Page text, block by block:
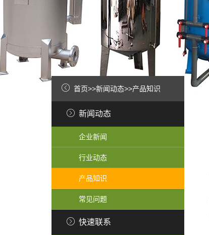
首页>>新闻动态>>产品知识
新闻动态
企业新闻
行业动态
产品知识
常见问题
快速联系